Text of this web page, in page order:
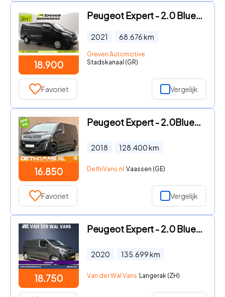
18.900
Peugeot Expert - 2.0 BlueHDI L3H1 | Aut. | Airco | Cruise | 3 Zits | Trekhaak
2021 68.676km
Greven Automotive
Stadskanaal (GR)
Favoriet Vergelijk
16.850
Peugeot Expert - 2.0BlueHDI 180PK XL Carplay / Camera / Euro6
2018 128.400km
DethiVans.nl Vaassen (GE)
Favoriet Vergelijk
18.750
Peugeot Expert - 2.0 BlueHDI 123pk Automaat L2H1 Euro6 Airco | Apple Carplay
2020 135.699km
Van der Wal Vans Langerak (ZH)